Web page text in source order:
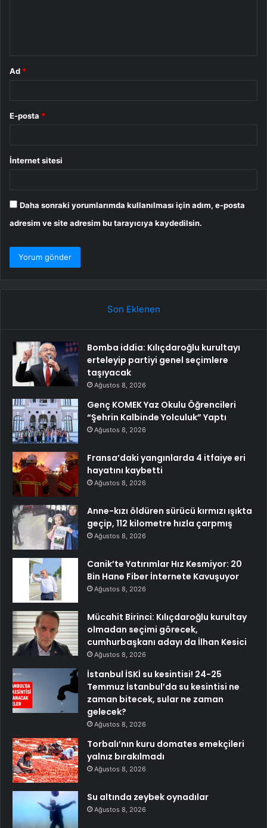
Ad *
E-posta *
İnternet sitesi
Daha sonraki yorumlarımda kullanılması için adım, e-posta
adresim ve site adresim bu tarayıcıya kaydedilsin.
Son Eklenen
Bomba iddia: Kılıçdaroğlu kurultayı
erteleyip partiyi genel seçimlere
taşıyacak
Ağustos 8, 2026
Genç KOMEK Yaz Okulu Öğrencileri
“Şehrin Kalbinde Yolculuk” Yaptı
Ağustos 8, 2026
Fransa’daki yangınlarda 4 itfaiye eri
hayatını kaybetti
Ağustos 8, 2026
Anne-kızı öldüren sürücü kırmızı ışıkta
geçip, 112 kilometre hızla çarpmış
Ağustos 8, 2026
Canik’te Yatırımlar Hız Kesmiyor: 20
Bin Hane Fiber İnternete Kavuşuyor
Ağustos 8, 2026
Mücahit Birinci: Kılıçdaroğlu kurultay
olmadan seçimi görecek,
cumhurbaşkanı adayı da İlhan Kesici
Ağustos 8, 2026
İstanbul İSKİ su kesintisi! 24-25
Temmuz İstanbul’da su kesintisi ne
zaman bitecek, sular ne zaman
gelecek?
Ağustos 8, 2026
Torbalı’nın kuru domates emekçileri
yalnız bırakılmadı
Ağustos 8, 2026
Su altında zeybek oynadılar
Ağustos 8, 2026